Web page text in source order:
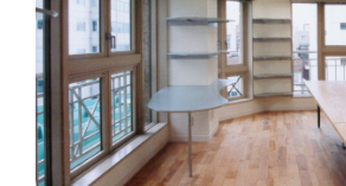
ワークフロー
実績紹介
新着情報
ブログ